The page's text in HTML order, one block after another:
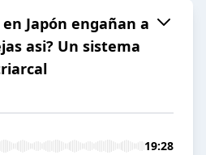
Japón engañan a
asi? Un sistema
19:28